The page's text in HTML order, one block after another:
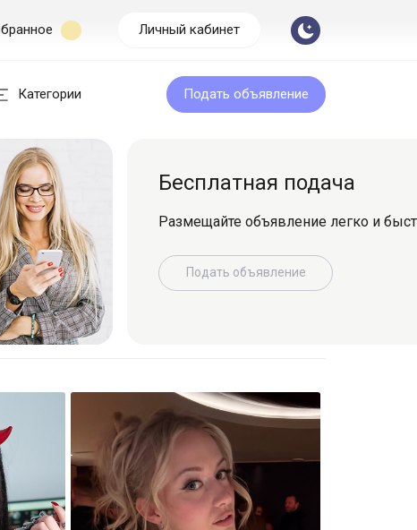
Личный кабинет
Категории Подать объявление
Бесплатная подача
Размещайте объявление легко и
Подать объявление